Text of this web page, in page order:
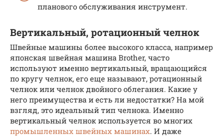
планового обслуживания инструмент.
Вертикальный, ротационный челнок
Швейные машины более высокого класса, например
японская швейная машина Brother, часто
используют именно вертикальный, вращающийся
по кругу челнок, его еще называют, ротационный
челнок или челнок двойного облегания. Какие у
него преимущества и есть ли недостатки? На мой
взгляд, это идеальный тип челнока. Именно
вертикальный челнок используется во многих
промышленных швейных машинах. И даже